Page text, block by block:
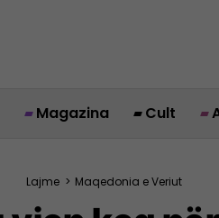
Magazina Cult
Lajme > Maqedonia e Veriut